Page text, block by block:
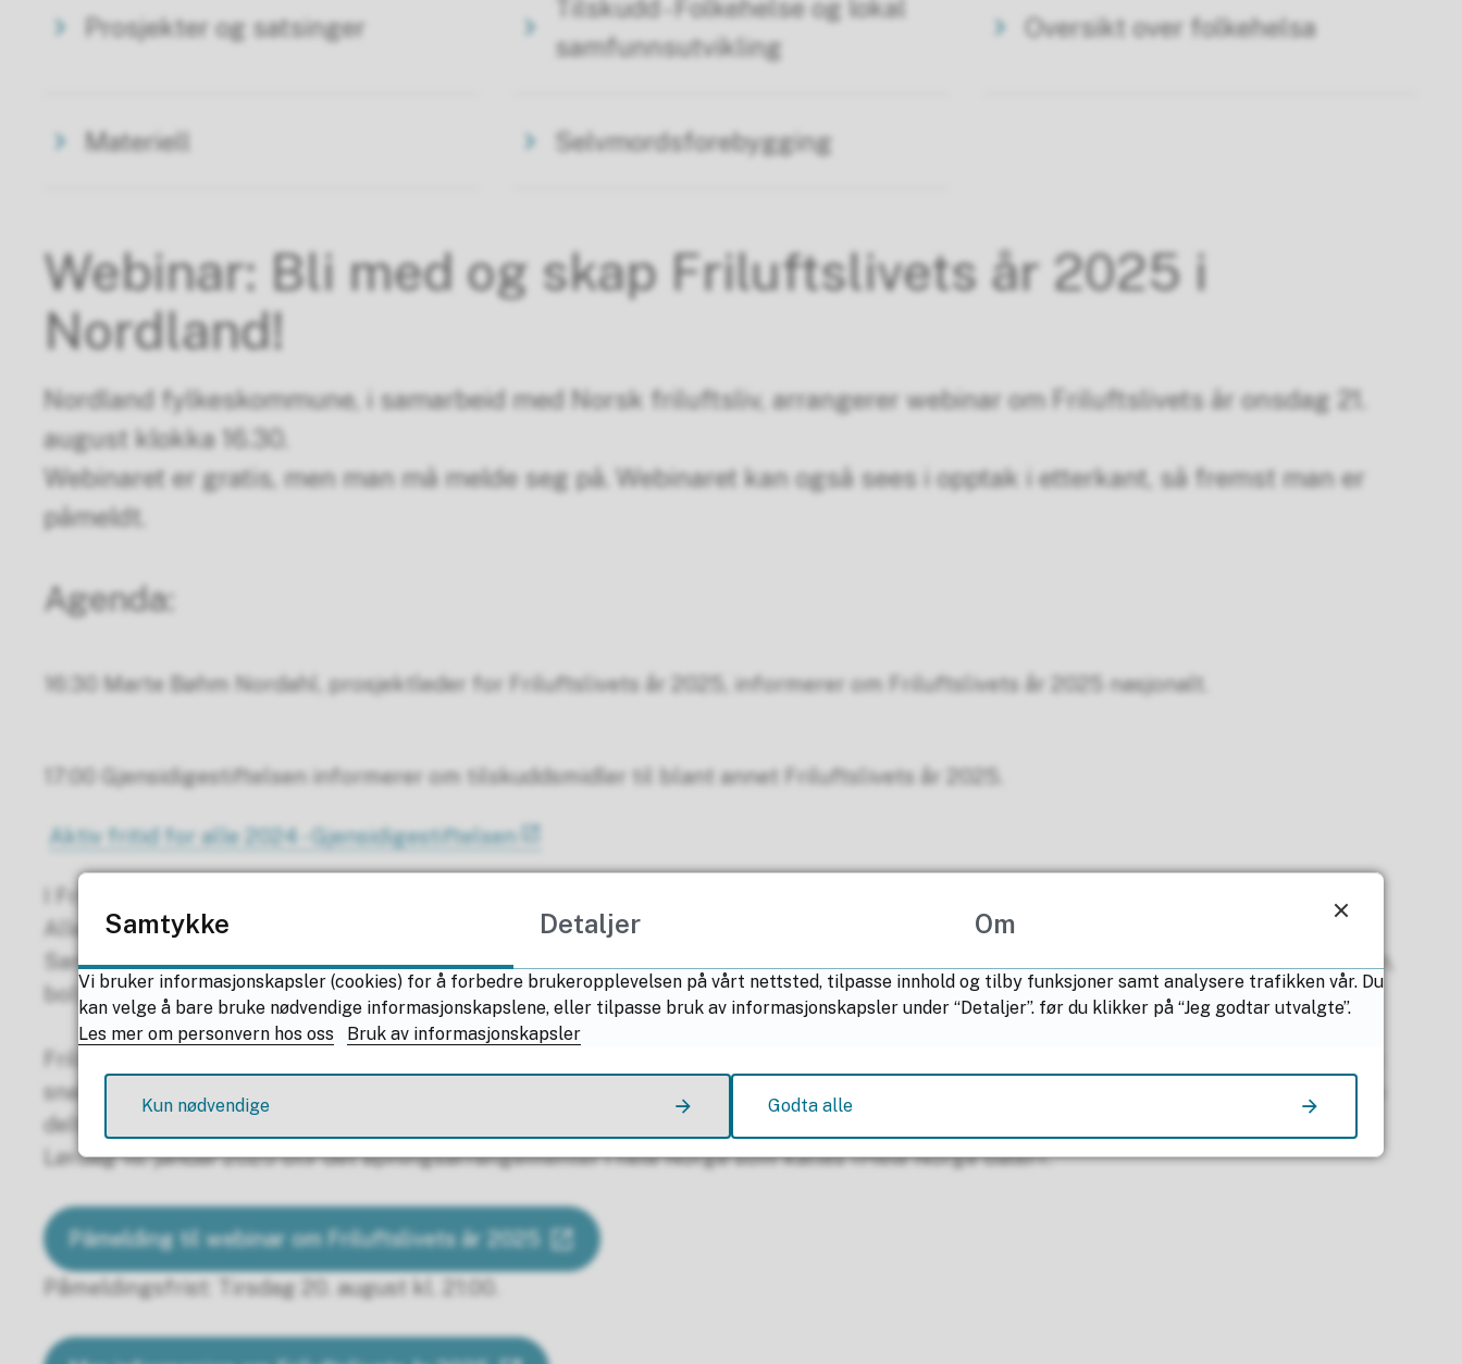
Prosjekter og satsinger
Tilskudd - Folkehelse og lokal
samfunnsutvikling
Oversikt over folkehelsa
Materiell Selvmordsforebygging
Webinar: Bli med og skap Friluftslivets år 2025 i
Nordland!
Nordland fylkeskommune, i samarbeid med Norsk friluftsliv, arrangerer webinar om Friluftslivets år onsdag 21.
august klokka 16.30.
Webinaret er gratis, men man må melde seg på. Webinaret kan også sees i opptak i etterkant, så fremst man er
påmeldt.
Agenda:
16:30 Marte Bøhm Nordahl, prosjektleder for Friluftslivets år 2025, informerer om Friluftslivets år 2025 nasjonalt.
17:00 Gjensidigestiftelsen informerer om tilskuddsmidler til blant annet Friluftslivets år 2025.
Aktiv fritid for alle 2024 - Gjensidigestiftelsen
I Friluftslivets år rettes oppmerksomheten på natur og friluftsliv i hele Norge. I det ligger det en stor kraft det er verdifullt å gripe.
Alle skal oppmuntres til å oppdage sin nærnatur, prøve nye friluftsaktiviteter og invitere hverandre med ut.
Sammen skal vi inkludere flere i aktivitet og frivillighet, ta vare på naturen og dele kunnskap. Dette vil bidra til aktive lokalsamfunn,
bolyst og livskvalitet for innbyggerne. Visjonen er at alle i Norge skal finne sin friluftsglede.
Friluftslivets år 2025 er en nasjonal markering forankret i departementene og i Stortingsmeldingen om friluftsliv. Nå er tiden for å
snakke sammen om hvordan vi kan vise frem lokale muligheter og miljøer for friluftsliv for flere, og skape en varig effekt der flere
deltar i dette.
Lørdag 18. januar 2025 blir det åpningsarrangementer i hele Norge som kalles «Hele Norge båler».
Påmelding til webinar om Friluftslivets år 2025
Påmeldingsfrist: Tirsdag 20. august kl. 21:00.
Samtykke Detaljer Om
Vi bruker informasjonskapsler (cookies) for å forbedre brukeropplevelsen på vårt nettsted, tilpasse innhold og tilby funksjoner samt analysere trafikken vår. Du
kan velge å bare bruke nødvendige informasjonskapslene, eller tilpasse bruk av informasjonskapsler under “Detaljer”. før du klikker på “Jeg godtar utvalgte”.
Les mer om personvern hos oss
Bruk av informasjonskapsler
Kun nødvendige Godta alle